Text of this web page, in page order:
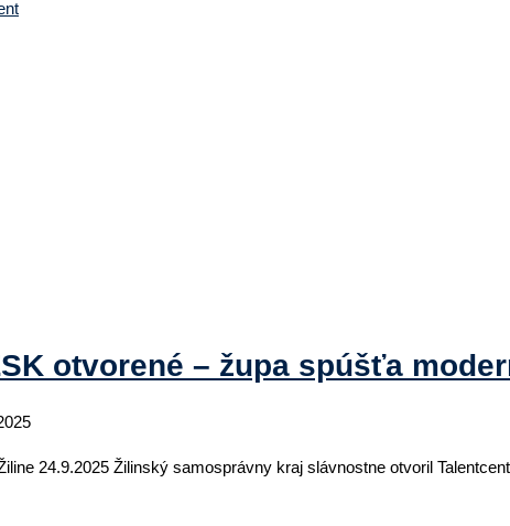
otvorené – župa spúšťa
24.9.2025 Žilinský samosprávny kraj slávnostne otvoril